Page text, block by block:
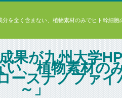
を全く含まない、植物素材のみでヒト幹細
果が九州大学
、植物素材の
スナノファイ
～」